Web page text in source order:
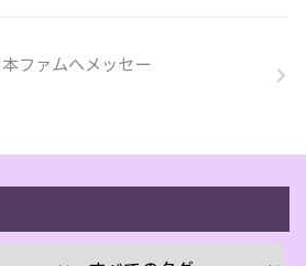
ファムへメッセー